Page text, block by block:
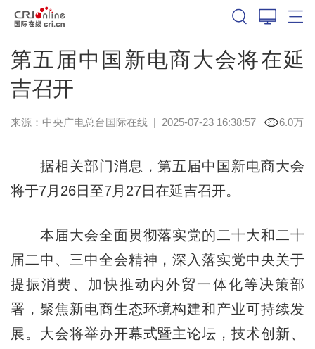
第五届中国新电商大会将在延
吉召开
来源：中央广电总台国际在线| 2025-07-23 16:38:57 6.0万
据相关部门消息，第五届中国新电商大会
将于7月26日至7月27日在延吉召开。
本届大会全面贯彻落实党的二十大和二十
届二中、三中全会精神，深入落实党中央关于
提振消费、加快推动内外贸一体化等决策部
署，聚焦新电商生态环境构建和产业可持续发
展。大会将举办开幕式暨主论坛，技术创新、